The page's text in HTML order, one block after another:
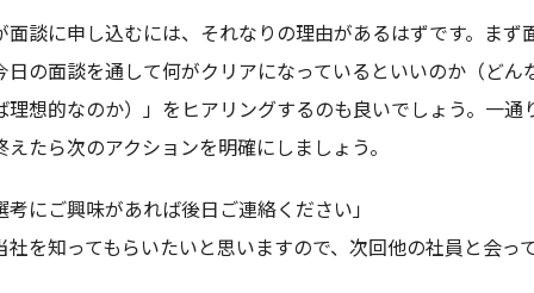
面談に申し込むには、それなりの理由があるはずです。まず
日の面談を通して何がクリアになっているといいのか（どん
理想的なのか）」をヒアリングするのも良いでしょう。一通
えたら次のアクションを明確にしましょう。
考にご興味があれば後日ご連絡ください」
社を知ってもらいたいと思いますので、次回他の社員と会っ